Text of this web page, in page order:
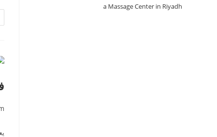
a Massage Center in Riyadh